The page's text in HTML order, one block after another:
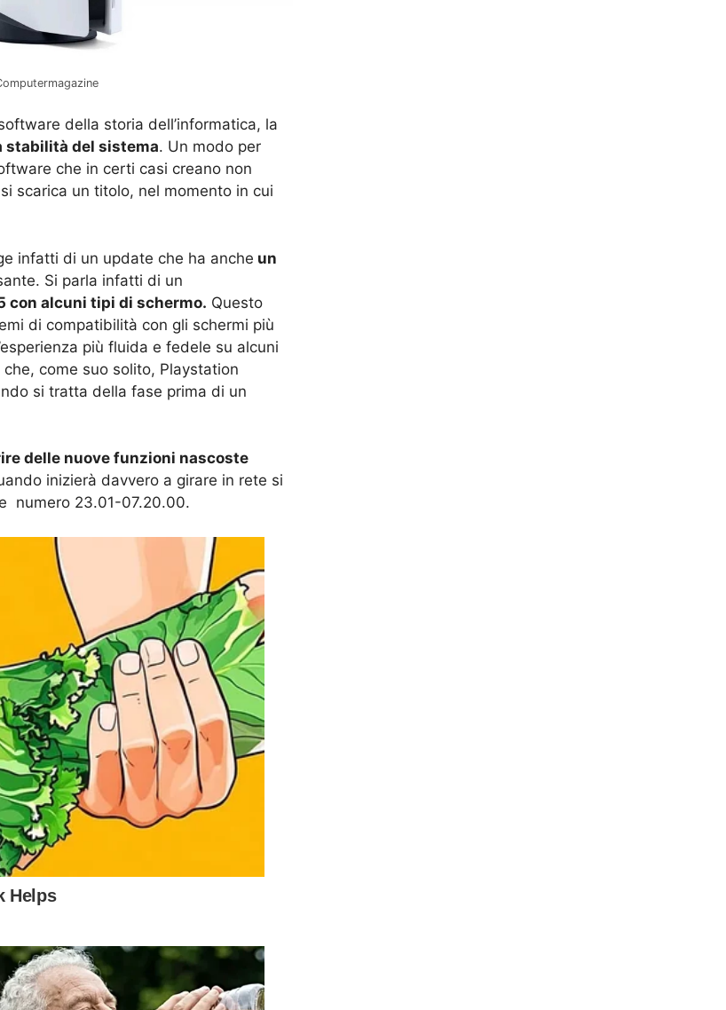
della storia dell’informatica, la
stabilità del sistema. Un modo per
che in certi casi creano non
scarica un titolo, nel momento in cui
infatti di un update che ha anche un
Si parla infatti di un
con alcuni tipi di schermo. Questo
di compatibilità con gli schermi più
più fluida e fedele su alcuni
come suo solito, Playstation
si tratta della fase prima di un
delle nuove funzioni nascoste
inizierà davvero a girare in rete si
numero 23.01-07.20.00.